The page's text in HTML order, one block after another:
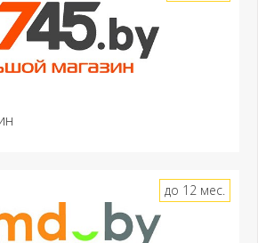
до 12 мес.